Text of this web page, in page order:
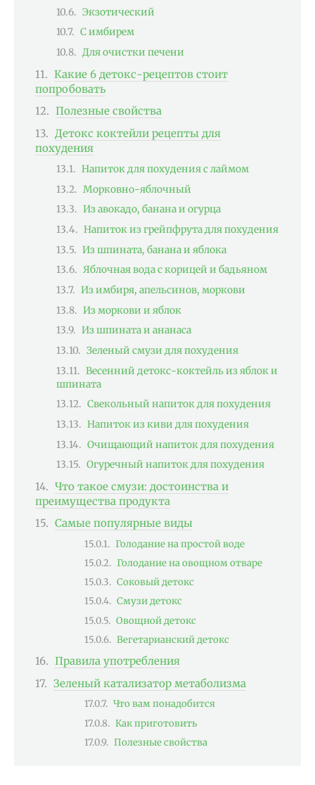
Экзотический
С имбирем
Для очистки печени
Какие 6 детокс-рецептов стоит
попробовать
Полезные свойства
Детокс коктейли рецепты для
похудения
Напиток для похудения с лаймом
Морковно-яблочный
Из авокадо, банана и огурца
Напиток из грейпфрута для похудения
Из шпината, банана и яблока
Яблочная вода с корицей и бадьяном
Из имбиря, апельсинов, моркови
Из моркови и яблок
Из шпината и ананаса
Зеленый смузи для похудения
Весенний детокс-коктейль из яблок и
шпината
Свекольный напиток для похудения
Напиток из киви для похудения
Очищающий напиток для похудения
Огуречный напиток для похудения
Что такое смузи: достоинства и
преимущества продукта
Самые популярные виды
Голодание на простой воде
Голодание на овощном отваре
Соковый детокс
Смузи детокс
Овощной детокс
Вегетарианский детокс
Правила употребления
Зеленый катализатор метаболизма
Что вам понадобится
Как приготовить
Полезные свойства